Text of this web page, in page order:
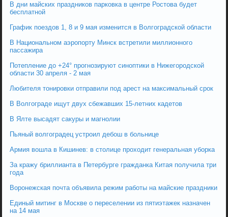
В дни майских праздников парковка в центре Ростова будет
бесплатной
График поездов 1, 8 и 9 мая изменится в Волгоградской области
В Национальном аэропорту Минск встретили миллионного
пассажира
Потепление до +24° прогнозируют синоптики в Нижегородской
области 30 апреля - 2 мая
Любителя тонировки отправили под арест на максимальный срок
В Волгограде ищут двух сбежавших 15-летних кадетов
В Ялте высадят сакуры и магнолии
Пьяный волгоградец устроил дебош в больнице
Армия вошла в Кишинев: в столице проходит генеральная уборка
За кражу бриллианта в Петербурге гражданка Китая получила три
года
Воронежская почта объявила режим работы на майские праздники
Единый митинг в Москве о переселении из пятиэтажек назначен
на 14 мая